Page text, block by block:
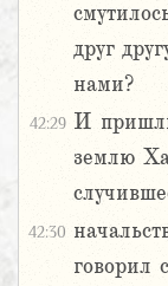
друг
нами?
42:29 И
землю
42:30
говорил